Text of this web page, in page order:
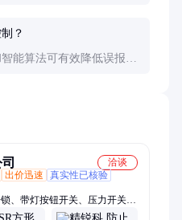
？
能算法可有效降低误报
洽谈
出价迅速
真实性已核验
、带灯按钮开关、压力开关、
传感器、温湿度传感器、温度